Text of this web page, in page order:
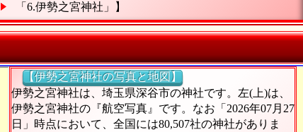
「6.伊勢之宮神社」 】
【伊勢之宮神社の写真と地図】
伊勢之宮神社は、埼玉県深谷市の神社です。左(上)は、
伊勢之宮神社の『航空写真』です。なお「2026年07月27
日」時点において、全国には80,507社の神社がありま